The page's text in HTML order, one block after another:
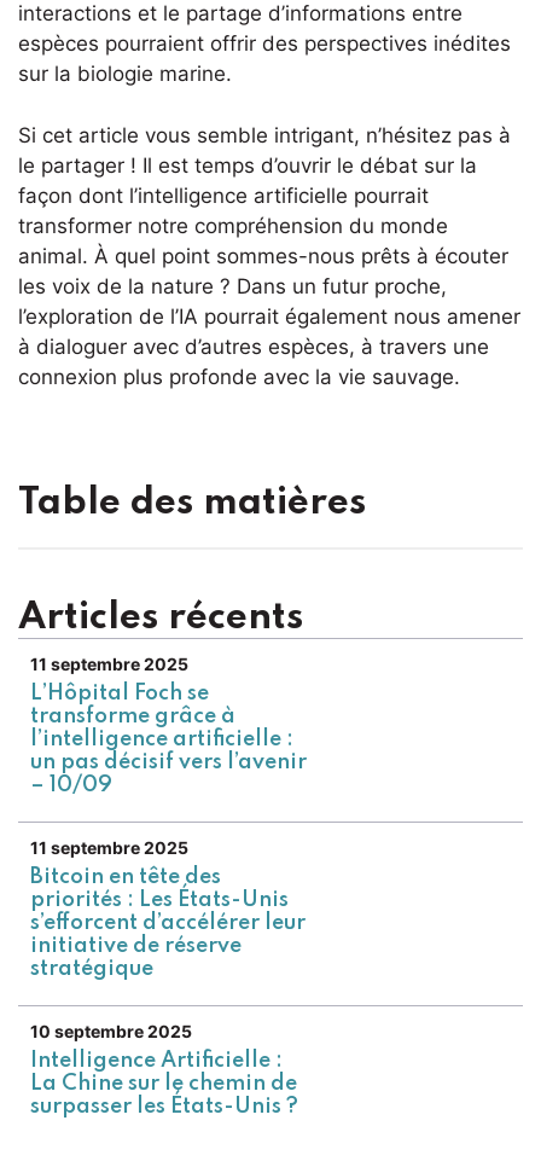
interactions et le partage d’informations entre
espèces pourraient offrir des perspectives inédites
sur la biologie marine.
Si cet article vous semble intrigant, n’hésitez pas à
le partager ! Il est temps d’ouvrir le débat sur la
façon dont l’intelligence artificielle pourrait
transformer notre compréhension du monde
animal. À quel point sommes-nous prêts à écouter
les voix de la nature ? Dans un futur proche,
l’exploration de l’IA pourrait également nous amener
à dialoguer avec d’autres espèces, à travers une
connexion plus profonde avec la vie sauvage.
Table des matières
Articles récents
11 septembre 2025
L’Hôpital Foch se
transforme grâce à
l’intelligence artificielle :
un pas décisif vers l’avenir
– 10/09
11 septembre 2025
Bitcoin en tête des
priorités : Les États-Unis
s’efforcent d’accélérer leur
initiative de réserve
stratégique
10 septembre 2025
Intelligence Artificielle :
La Chine sur le chemin de
surpasser les États-Unis ?